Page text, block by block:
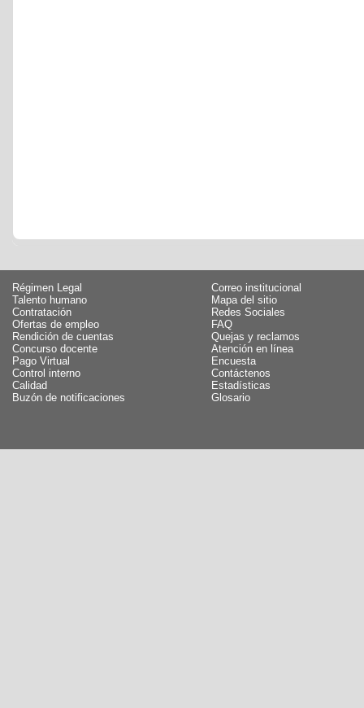
Régimen Legal
Talento humano
Contratación
Ofertas de empleo
Rendición de cuentas
Concurso docente
Pago Virtual
Control interno
Calidad
Buzón de notificaciones
Correo institucional
Mapa del sitio
Redes Sociales
FAQ
Quejas y reclamos
Atención en línea
Encuesta
Contáctenos
Estadísticas
Glosario